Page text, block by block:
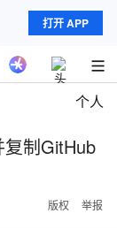
打开 APP
个人
制GitHub
版权 举报